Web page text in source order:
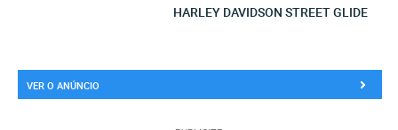
HARLEY DAVIDSON STREET GLIDE
VER O ANÚNCIO